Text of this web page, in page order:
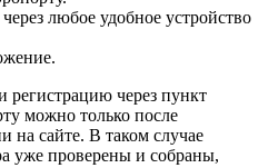
любое удобное устройство
регистрацию через пункт
можно только после
на сайте. В таком случае
уже проверены и собраны,